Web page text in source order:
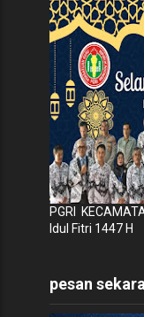
PGRI
Idul Fitri 1447 H
pesan